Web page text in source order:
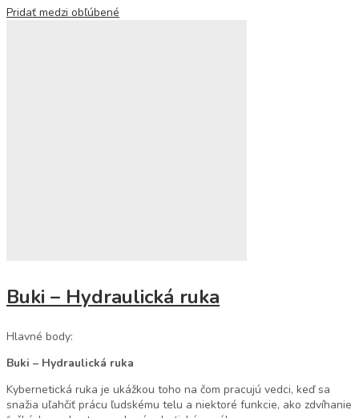
Pridať medzi obľúbené
Buki – Hydraulická ruka
Hlavné body:
Buki – Hydraulická ruka
Kybernetická ruka je ukážkou toho na čom pracujú vedci, keď sa
snažia uľahčiť prácu ľudskému telu a niektoré funkcie, ako zdvíhanie